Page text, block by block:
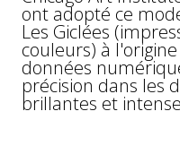
ont adopté ce
Les Giclées
couleurs) à
données
précision dans les
brillantes et